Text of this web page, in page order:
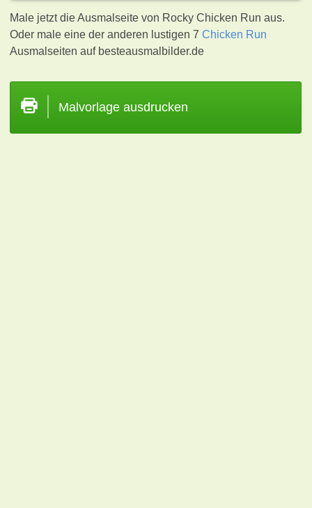
Male jetzt die Ausmalseite von Rocky Chicken Run aus.
Oder male eine der anderen lustigen 7Chicken Run
Ausmalseiten auf besteausmalbilder.de
Malvorlage ausdrucken